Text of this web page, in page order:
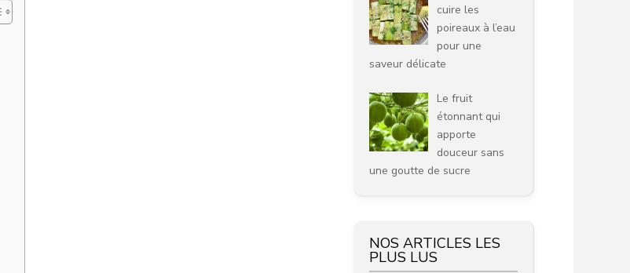
cuire les
poireaux à l’eau
pour une
saveur délicate
Le fruit
étonnant qui
apporte
douceur sans
une goutte de sucre
NOS ARTICLES LES
PLUS LUS